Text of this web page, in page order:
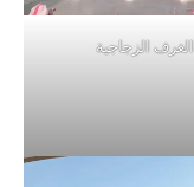
الغرف الزجاجية